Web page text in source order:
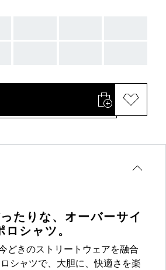
たりな、オーバーサイ
ロシャツ。
どきのストリートウェアを融合
シャツで、大胆に、快適さを楽